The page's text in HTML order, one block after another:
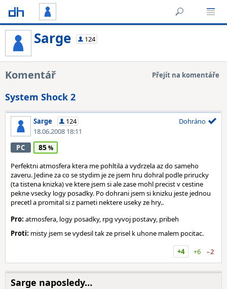
Sarge 124
Komentář Přejít na komentáře
System Shock 2
Sarge
124
18.06.2008 18:11
Dohráno
PC 85
Perfektni atmosfera ktera me pohltila a vydrzela az do sameho
zaveru. Jedine za co se stydim je ze jsem hru dohral podle prirucky
(ta tistena knizka) ve ktere jsem si ale zase mohl precist v cestine
pekne vsecky logy posadky. Po dohrani jsem si knizku jeste jednou
precetl a promital si z pameti nektere useky ze hry..
Pro: atmosfera, logy posadky, rpg vyvoj postavy, pribeh
Proti: misty jsem se vydesil tak ze prisel k uhone malem pocitac.
+4
+6 −2
Sarge naposledy…